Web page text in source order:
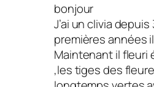
bonjour
J’ai un clivia depuis
premières années il
Maintenant il fleuri
,les tiges des